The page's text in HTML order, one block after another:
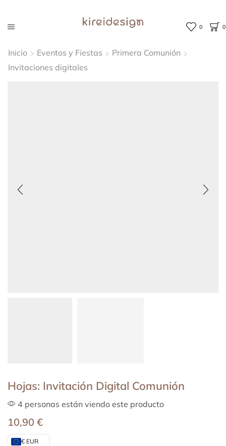
0 0
Inicio Eventos y Fiestas
Primera Comunión
Invitaciones digitales
Hojas: Invitación Digital Comunión
4 personas están viendo este producto
10,90 €
€ EUR